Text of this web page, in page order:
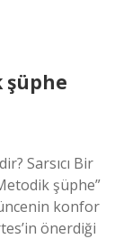
şüphe
Sarsıcı Bir
şüphe”
konfor
önerdiği